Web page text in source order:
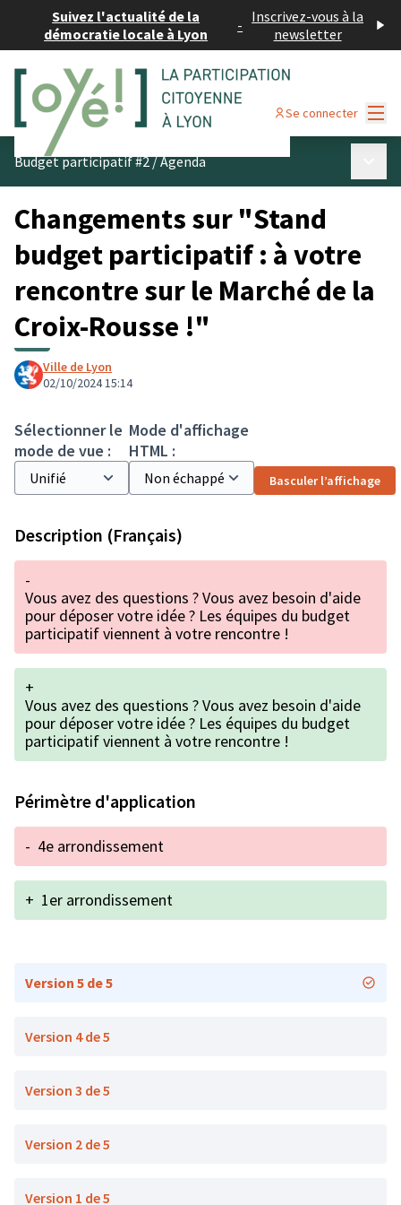
Suivez l'actualité de la
démocratie locale à Lyon
- Inscrivez-vous à la
newsletter
Se connecter
Budget participatif #2/Agenda
Changements sur "Stand
budget participatif : à votre
rencontre sur le Marché de la
Croix-Rousse !"
Ville de Lyon
02/10/2024 15:14
Sélectionner le
mode de vue :
Mode d'affichage
HTML :
Basculer l’affichage
Description (Français)
-
Vous avez des questions ? Vous avez besoin d'aide
pour déposer votre idée ? Les équipes du budget
participatif viennent à votre rencontre !
+
Vous avez des questions ? Vous avez besoin d'aide
pour déposer votre idée ? Les équipes du budget
participatif viennent à votre rencontre !
Périmètre d'application
- 4e arrondissement
+ 1er arrondissement
Version 5 de 5
Version 4 de 5
Version 3 de 5
Version 2 de 5
Version 1 de 5